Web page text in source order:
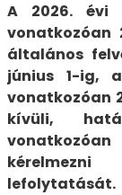
A 2026. évi
vonatkozóan
általános
június 1-ig,
vonatkozóan
kívüli,
lefolytatását.